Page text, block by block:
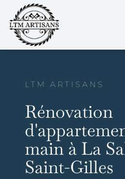
```html```
content
LTM ARTISANS
Rénovation
main à La
Saint-Gilles